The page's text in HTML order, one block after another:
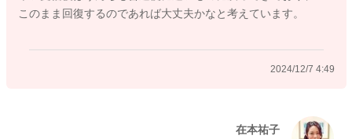
このまま回復するのであれば大丈夫かなと考えています。
2024/12/7 4:49
在本祐子